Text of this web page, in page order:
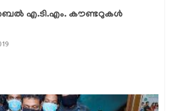
എ.ടി.എം. കൗണ്ടറുകള്‍